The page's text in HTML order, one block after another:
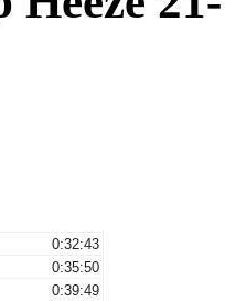
0:32:43
0:35:50
0:39:49